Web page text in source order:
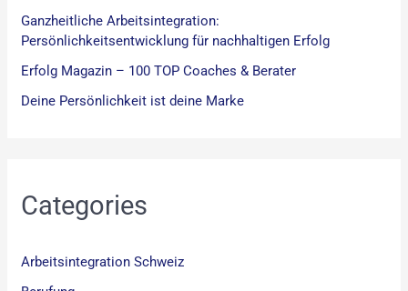
Ganzheitliche Arbeitsintegration:
Persönlichkeitsentwicklung für nachhaltigen Erfolg
Erfolg Magazin – 100 TOP Coaches & Berater
Deine Persönlichkeit ist deine Marke
Categories
Arbeitsintegration Schweiz